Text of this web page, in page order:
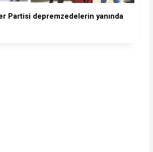
Partisi depremzedelerin yanında